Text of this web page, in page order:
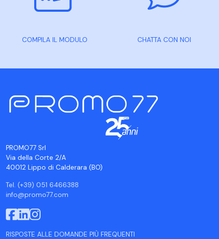
COMPILA IL MODULO CHATTA CON NOI
PROMO77 Srl
Via della Corte 2/A
40012 Lippo di Calderara (BO)
Tel. (+39) 051 6466388
info@promo77.com
RISPOSTE ALLE DOMANDE PIÙ FREQUENTI